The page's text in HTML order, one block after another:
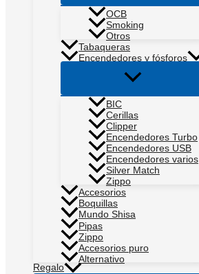
OCB
Smoking
Otros
Tabaqueras
Encendedores y fósforos
Alternar
BIC
Cerillas
Clipper
Encendedores Turbo
Encendedores USB
Encendedores varios
Silver Match
Zippo
Accesorios
Boquillas
Mundo Shisa
Pipas
Zippo
Accesorios puro
Alternativo
Regalo